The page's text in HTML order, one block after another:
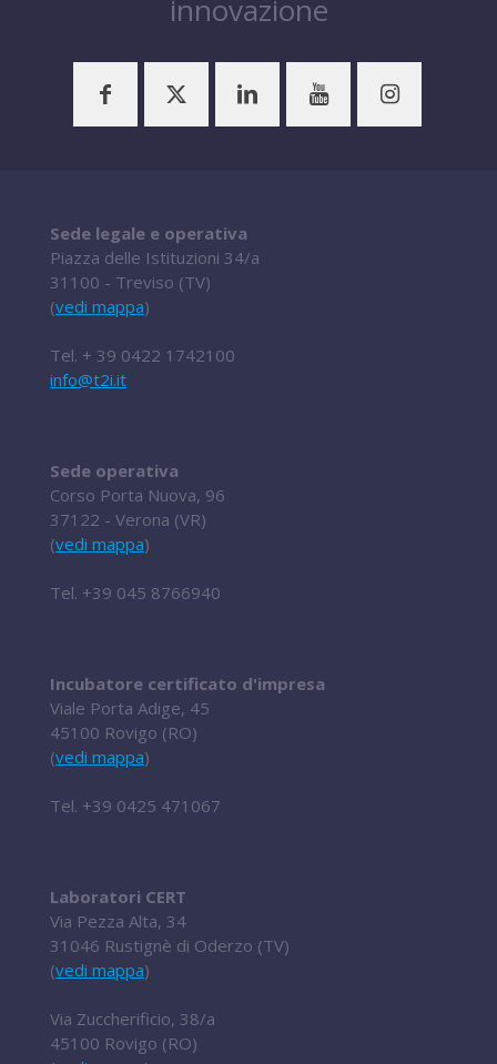
innovazione
Sede legale e operativa
Piazza delle Istituzioni 34/a
31100 - Treviso (TV)
(vedi mappa)
Tel. + 39 0422 1742100
info@t2i.it
Sede operativa
Corso Porta Nuova, 96
37122 - Verona (VR)
(vedi mappa)
Tel. +39 045 8766940
Incubatore certificato d'impresa
Viale Porta Adige, 45
45100 Rovigo (RO)
(vedi mappa)
Tel. +39 0425 471067
Laboratori CERT
Via Pezza Alta, 34
31046 Rustignè di Oderzo (TV)
(vedi mappa)
Via Zuccherificio, 38/a
45100 Rovigo (RO)